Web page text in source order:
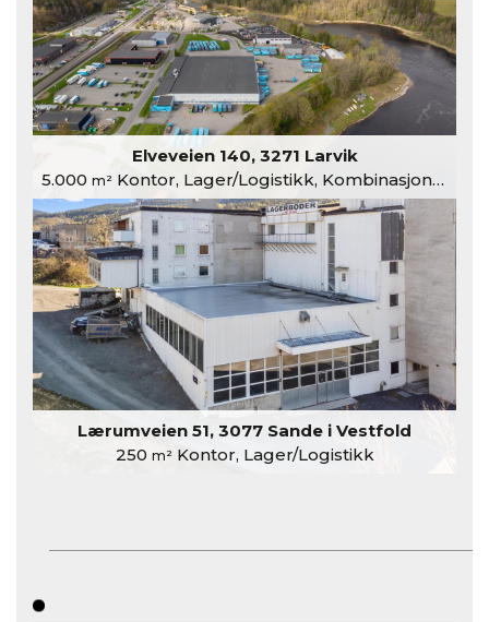
Elveveien 140, 3271 Larvik
5.000 m²Kontor, Lager/Logistikk, Kombinasjonslokaler
Lærumveien 51, 3077 Sande i Vestfold
250 m²Kontor, Lager/Logistikk